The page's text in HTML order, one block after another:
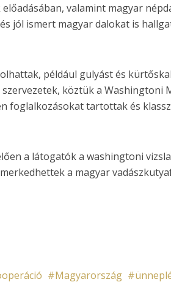
valamint magyar
jól ismert magyar dalokat is
például gulyást és
köztük a Washingtoni
foglalkozásokat tartottak és
a látogatók a washingtoni
a magyar
Magyarország